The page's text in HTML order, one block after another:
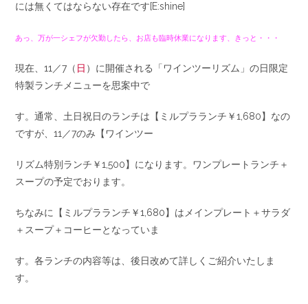
には無くてはならない存在です[E:shine]
あっ、万が一シェフが欠勤したら、お店も臨時休業になります、きっと・・・
現在、11／7（ 日 ）に開催される「ワインツーリズム」の日限定
特製ランチメニューを思案中で
す。通常、土日祝日のランチは【ミルプラランチ￥1,680】なの
ですが、11／7のみ【ワインツー
リズム特別ランチ￥1,500】になります。ワンプレートランチ＋
スープの予定でおります。
ちなみに【ミルプラランチ￥1,680】はメインプレート＋サラダ
＋スープ＋コーヒーとなっていま
す。各ランチの内容等は、後日改めて詳しくご紹介いたしま
す。